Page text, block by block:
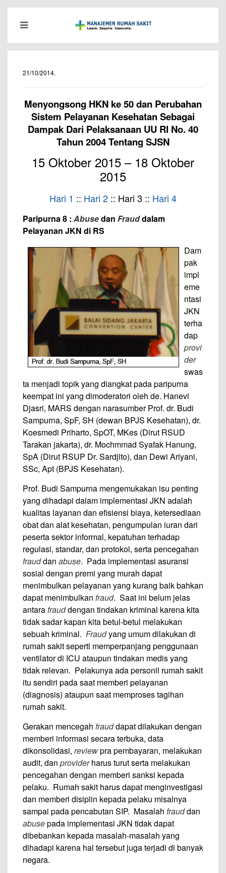
21/10/2014.
Menyongsong HKN ke 50 dan Perubahan
Sistem Pelayanan Kesehatan Sebagai
Dampak Dari Pelaksanaan UU RI No. 40
Tahun 2004 Tentang SJSN
15 Oktober 2015 – 18 Oktober
2015
Hari 1 :: Hari 2 :: Hari 3 :: Hari 4
Paripurna 8 : Abusedan Frauddalam
Pelayanan JKN di RS
Dam
pak
impl
eme
ntasi
JKN
terha
dap
provi
der
swas
ta menjadi topik yang diangkat pada paripurna
keempat ini yang dimoderatori oleh de. Hanevi
Djasri, MARS dengan narasumber Prof. dr. Budi
Sampurna, SpF, SH (dewan BPJS Kesehatan), dr.
Koesmedi Priharto, SpOT, MKes (Dirut RSUD
Tarakan jakarta), dr. Mochmmad Syafak Hanung,
SpA (Dirut RSUP Dr. Sardjito), dan Dewi Ariyani,
SSc, Apt (BPJS Kesehatan).
Prof. Budi Sampurna mengemukakan isu penting
yang dihadapi dalam implementasi JKN adalah
kualitas layanan dan efisiensi biaya, ketersediaan
obat dan alat kesehatan, pengumpulan iuran dari
peserta sektor informal, kepatuhan terhadap
regulasi, standar, dan protokol, serta pencegahan
frauddan abuse. Pada implementasi asuransi
sosial dengan premi yang murah dapat
menimbulkan pelayanan yang kurang baik bahkan
dapat menimbulkan fraud. Saat ini belum jelas
antarafrauddengan tindakan kriminal karena kita
tidak sadar kapan kita betul-betul melakukan
sebuah kriminal. Fraudyang umum dilakukan di
rumah sakit seperti memperpanjang penggunaan
ventilator di ICU ataupun tindakan medis yang
tidak relevan. Pelakunya ada personil rumah sakit
itu sendiri pada saat memberi pelayanan
(diagnosis) ataupun saat memproses tagihan
rumah sakit.
Gerakan mencegah frauddapat dilakukan dengan
memberi informasi secara terbuka, data
dikonsolidasi, reviewpra pembayaran, melakukan
audit, dan providerharus turut serta melakukan
pencegahan dengan memberi sanksi kepada
pelaku. Rumah sakit harus dapat menginvestigasi
dan memberi disiplin kepada pelaku misalnya
sampai pada pencabutan SIP. Masalah frauddan
abusepada implementasi JKN tidak dapat
dibebankan kepada masalah-masalah yang
dihadapi karena hal tersebut juga terjadi di banyak
negara.